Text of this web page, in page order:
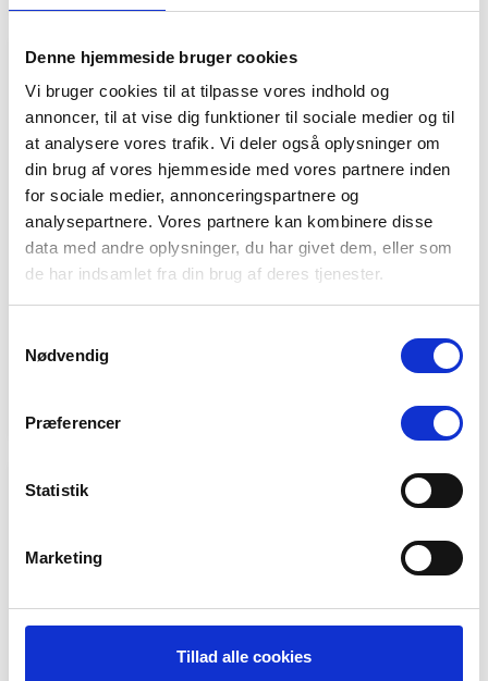
Denne hjemmeside bruger cookies
Vi bruger cookies til at tilpasse vores indhold og
annoncer, til at vise dig funktioner til sociale medier og til
at analysere vores trafik. Vi deler også oplysninger om
din brug af vores hjemmeside med vores partnere inden
for sociale medier, annonceringspartnere og
analysepartnere. Vores partnere kan kombinere disse
data med andre oplysninger, du har givet dem, eller som
de har indsamlet fra din brug af deres tjenester.
Nødvendig
Præferencer
Statistik
Marketing
Tillad alle cookies
30
Motorolier for diesel og 4-
takts benzinmotorer
Beskrivelse:
Syntetisk mid-SAPS
motorolie med førsteklasses
Havoline ProDS MG SAE
Motorolier for diesel og 4-
Højtydende lavemission